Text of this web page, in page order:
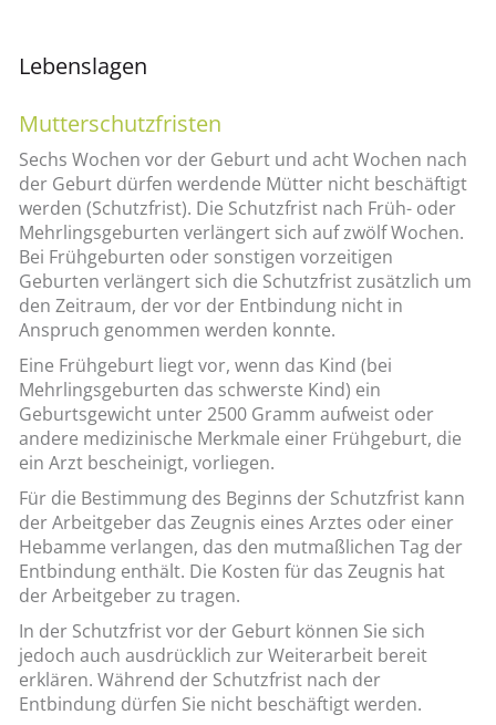
Lebenslagen
Mutterschutzfristen
Sechs Wochen vor der Geburt und acht Wochen nach
der Geburt dürfen werdende Mütter nicht beschäftigt
werden (Schutzfrist). Die Schutzfrist nach Früh- oder
Mehrlingsgeburten verlängert sich auf zwölf Wochen.
Bei Frühgeburten oder sonstigen vorzeitigen
Geburten verlängert sich die Schutzfrist zusätzlich um
den Zeitraum, der vor der Entbindung nicht in
Anspruch genommen werden konnte.
Eine Frühgeburt liegt vor, wenn das Kind (bei
Mehrlingsgeburten das schwerste Kind) ein
Geburtsgewicht unter 2500 Gramm aufweist oder
andere medizinische Merkmale einer Frühgeburt, die
ein Arzt bescheinigt, vorliegen.
Für die Bestimmung des Beginns der Schutzfrist kann
der Arbeitgeber das Zeugnis eines Arztes oder einer
Hebamme verlangen, das den mutmaßlichen Tag der
Entbindung enthält. Die Kosten für das Zeugnis hat
der Arbeitgeber zu tragen.
In der Schutzfrist vor der Geburt können Sie sich
jedoch auch ausdrücklich zur Weiterarbeit bereit
erklären. Während der Schutzfrist nach der
Entbindung dürfen Sie nicht beschäftigt werden.